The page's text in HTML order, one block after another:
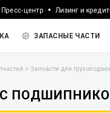
Пресс-центр Лизинг и
ЗАПАСНЫЕ ЧАСТИ
> Запчасти для
ПОДШИПНИКОМ